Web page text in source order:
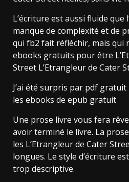
L’écriture est aussi fluide que
manque de complexité et de
qui fb2 fait réfléchir, mais qui
ebooks gratuits pour être
Street L’Etrangleur de Cater
J’ai été surpris par pdf
les ebooks de epub gratuit
Une prose livre vous fera
avoir terminé le livre. La
les L’Etrangleur de Cater
longues. Le style d’écriture
trop descriptive.